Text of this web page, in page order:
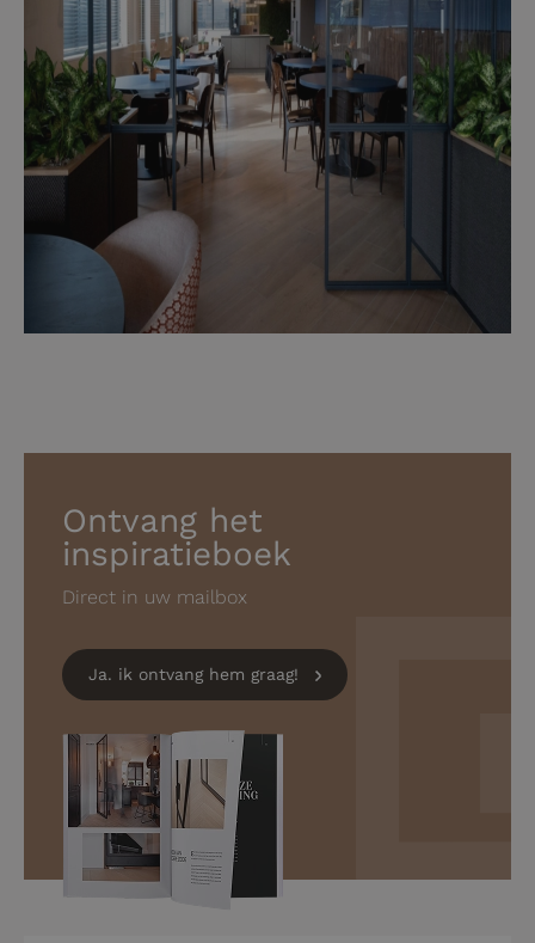
Ontvang het
inspiratieboek
Direct in uw mailbox
Ja. ik ontvang hem graag!